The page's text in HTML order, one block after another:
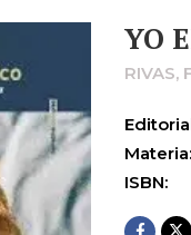
YO
RIVAS,
Materia:
ISBN: